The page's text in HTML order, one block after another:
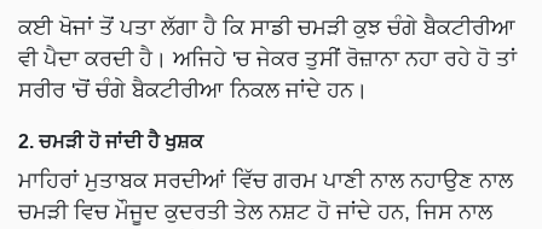
ਕਈ ਖੋਜਾਂ ਤੋਂ ਪਤਾ ਲੱਗਾ ਹੈ ਕਿ ਸਾਡੀ ਚਮੜੀ ਕੁਝ ਚੰਗੇ ਬੈਕਟੀਰੀਆ
ਵੀ ਪੈਦਾ ਕਰਦੀ ਹੈ। ਅਜਿਹੇ 'ਚ ਜੇਕਰ ਤੁਸੀਂ ਰੋਜ਼ਾਨਾ ਨਹਾ ਰਹੇ ਹੋ ਤਾਂ
ਸਰੀਰ 'ਚੋਂ ਚੰਗੇ ਬੈਕਟੀਰੀਆ ਨਿਕਲ ਜਾਂਦੇ ਹਨ।
2. ਚਮੜੀ ਹੋ ਜਾਂਦੀ ਹੈ ਖੁਸ਼ਕ
ਮਾਹਿਰਾਂ ਮੁਤਾਬਕ ਸਰਦੀਆਂ ਵਿੱਚ ਗਰਮ ਪਾਣੀ ਨਾਲ ਨਹਾਉਣ ਨਾਲ
ਚਮੜੀ ਵਿਚ ਮੌਜੂਦ ਕੁਦਰਤੀ ਤੇਲ ਨਸ਼ਟ ਹੋ ਜਾਂਦੇ ਹਨ, ਜਿਸ ਨਾਲ